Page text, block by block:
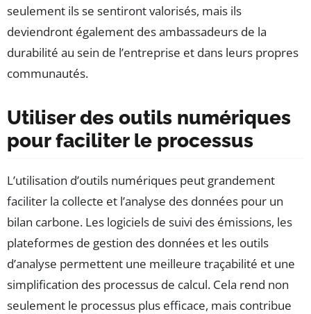
seulement ils se sentiront valorisés, mais ils
deviendront également des ambassadeurs de la
durabilité au sein de l’entreprise et dans leurs propres
communautés.
Utiliser des outils numériques
pour faciliter le processus
L’utilisation d’outils numériques peut grandement
faciliter la collecte et l’analyse des données pour un
bilan carbone. Les logiciels de suivi des émissions, les
plateformes de gestion des données et les outils
d’analyse permettent une meilleure traçabilité et une
simplification des processus de calcul. Cela rend non
seulement le processus plus efficace, mais contribue